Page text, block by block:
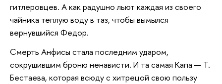
гитлеровцев. А как радушно льют каждая из своего
чайника теплую воду в таз, чтобы вымылся
вернувшийся Федор.
Смерть Анфисы стала последним ударом,
сокрушившим броню ненависти. И та самая Капа — Т.
Бестаева, которая всюду с хитрецой свою пользу